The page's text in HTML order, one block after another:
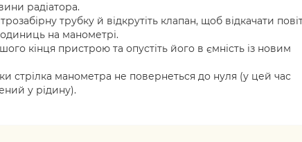
радіатора.
трубку й відкрутіть клапан, щоб відкачати
на манометрі.
кінця пристрою та опустіть його в ємність із новим
стрілка манометра не повернеться до нуля (у цей час
у рідину).